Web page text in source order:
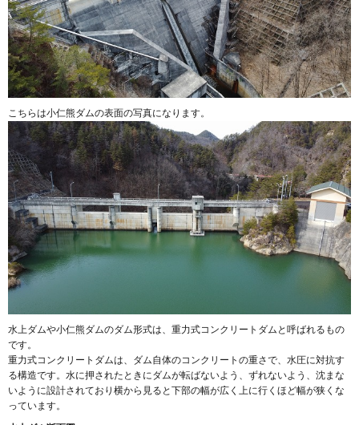
こちらは小仁熊ダムの表面の写真になります。
水上ダムや小仁熊ダムのダム形式は、重力式コンクリートダムと呼ばれるもの
です。
重力式コンクリートダムは、ダム自体のコンクリートの重さで、水圧に対抗す
る構造です。水に押されたときにダムが転ばないよう、ずれないよう、沈まな
いように設計されており横から見ると下部の幅が広く上に行くほど幅が狭くな
っています。